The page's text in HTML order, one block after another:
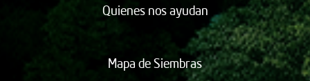
Quienes nos ayudan
Mapa de Siembras